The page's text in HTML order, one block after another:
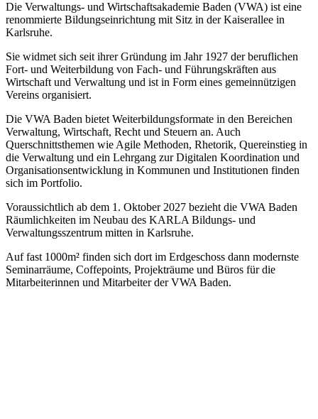
Die Verwaltungs- und Wirtschaftsakademie Baden (VWA) ist eine
renommierte Bildungseinrichtung mit Sitz in der Kaiserallee in
Karlsruhe.
Sie widmet sich seit ihrer Gründung im Jahr 1927 der beruflichen
Fort- und Weiterbildung von Fach- und Führungskräften aus
Wirtschaft und Verwaltung und ist in Form eines gemeinnützigen
Vereins organisiert.
Die VWA Baden bietet Weiterbildungsformate in den Bereichen
Verwaltung, Wirtschaft, Recht und Steuern an. Auch
Querschnittsthemen wie Agile Methoden, Rhetorik, Quereinstieg in
die Verwaltung und ein Lehrgang zur Digitalen Koordination und
Organisationsentwicklung in Kommunen und Institutionen finden
sich im Portfolio.
Voraussichtlich ab dem 1. Oktober 2027 bezieht die VWA Baden
Räumlichkeiten im Neubau des KARLA Bildungs- und
Verwaltungsszentrum mitten in Karlsruhe.
Auf fast 1000m² finden sich dort im Erdgeschoss dann modernste
Seminarräume, Coffepoints, Projekträume und Büros für die
Mitarbeiterinnen und Mitarbeiter der VWA Baden.